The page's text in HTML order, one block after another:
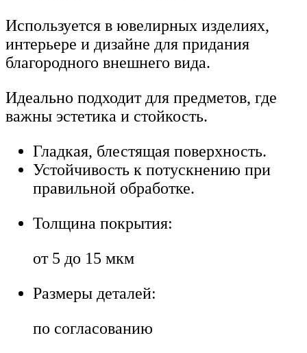
Используется в ювелирных изделиях,
интерьере и дизайне для придания
благородного внешнего вида.
Идеально подходит для предметов, где
важны эстетика и стойкость.
Гладкая, блестящая поверхность.
Устойчивость к потускнению при
правильной обработке.
Толщина покрытия:
от 5 до 15 мкм
Размеры деталей:
по согласованию